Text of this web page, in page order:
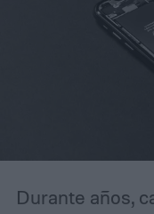
Durante años,